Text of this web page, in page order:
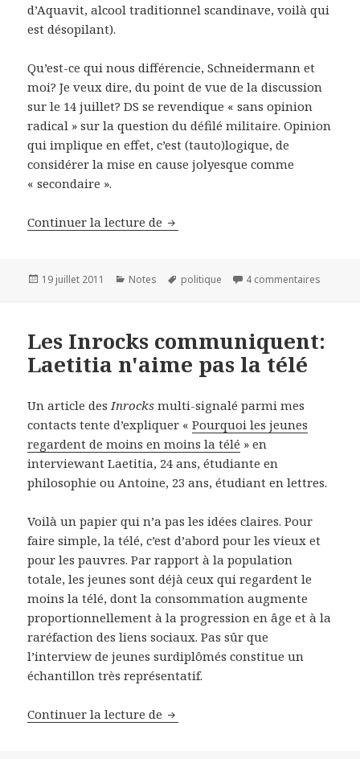
d’Aquavit, alcool traditionnel scandinave, voilà qui
est désopilant).
Qu’est-ce qui nous différencie, Schneidermann et
moi? Je veux dire, du point de vue de la discussion
sur le 14 juillet? DS se revendique « sans opinion
radical » sur la question du défilé militaire. Opinion
qui implique en effet, c’est (tauto)logique, de
considérer la mise en cause jolyesque comme
« secondaire ».
Continuer la lecture de Le joli coup d'Eva
Publié
19 juillet 2011 Catégories
Notes
Mots-
politique 4 commentaires
Les Inrocks communiquent:
Laetitia n'aime pas la télé
Un article des Inrocks multi-signalé parmi mes
contacts tente d’expliquer «Pourquoi les jeunes
regardent de moins en moins la télé » en
interviewant Laetitia, 24 ans, étudiante en
philosophie ou Antoine, 23 ans, étudiant en lettres.
Voilà un papier qui n’a pas les idées claires. Pour
faire simple, la télé, c’est d’abord pour les vieux et
pour les pauvres. Par rapport à la population
totale, les jeunes sont déjà ceux qui regardent le
moins la télé, dont la consommation augmente
proportionnellement à la progression en âge et à la
raréfaction des liens sociaux. Pas sûr que
l’interview de jeunes surdiplômés constitue un
échantillon très représentatif.
Continuer la lecture de Les Inrocks communiquent: